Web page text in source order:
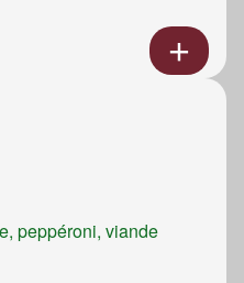
peppéroni, viande